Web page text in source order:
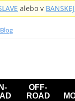
alebo v
Blog
OFF-
ROAD